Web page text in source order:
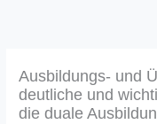
Ausbildungs- und
deutliche und
die duale